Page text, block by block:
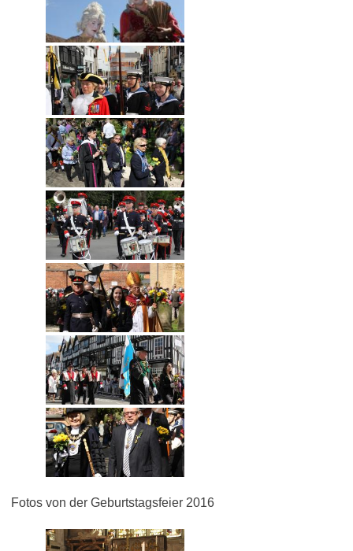
Fotos von der Geburtstagsfeier 2016